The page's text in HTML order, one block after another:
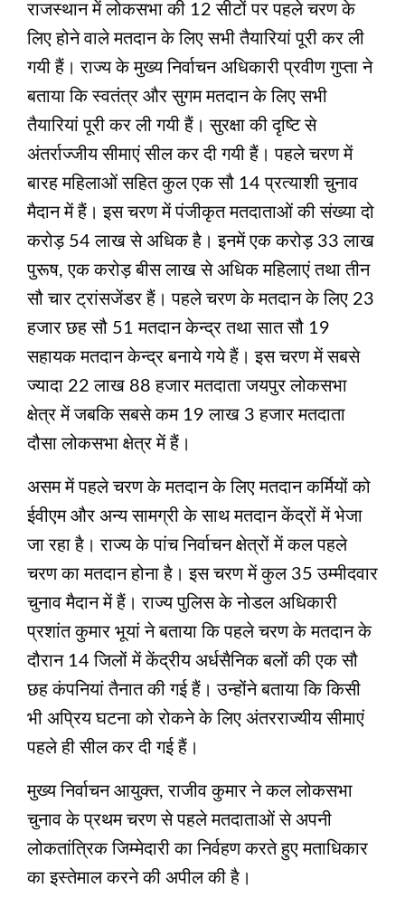
राजस्थान में लोकसभा की 12 सीटों पर पहले चरण के
लिए होने वाले मतदान के लिए सभी तैयारियां पूरी कर ली
गयी हैं। राज्य के मुख्य निर्वाचन अधिकारी प्रवीण गुप्ता ने
बताया कि स्वतंत्र और सुगम मतदान के लिए सभी
तैयारियां पूरी कर ली गयी हैं। सुरक्षा की दृष्टि से
अंतर्राज्जीय सीमाएं सील कर दी गयी हैं। पहले चरण में
बारह महिलाओं सहित कुल एक सौ 14 प्रत्याशी चुनाव
मैदान में हैं। इस चरण में पंजीकृत मतदाताओं की संख्या दो
करोड़ 54 लाख से अधिक है। इनमें एक करोड़ 33 लाख
पुरूष, एक करोड़ बीस लाख से अधिक महिलाएं तथा तीन
सौ चार ट्रांसजेंडर हैं। पहले चरण के मतदान के लिए 23
हजार छह सौ 51 मतदान केन्द्र तथा सात सौ 19
सहायक मतदान केन्द्र बनाये गये हैं। इस चरण में सबसे
ज्यादा 22 लाख 88 हजार मतदाता जयपुर लोकसभा
क्षेत्र में जबकि सबसे कम 19 लाख 3 हजार मतदाता
दौसा लोकसभा क्षेत्र में हैं।
असम में पहले चरण के मतदान के लिए मतदान कर्मियों को
ईवीएम और अन्‍य सामग्री के साथ मतदान केंद्रों में भेजा
जा रहा है। राज्‍य के पांच निर्वाचन क्षेत्रों में कल पहले
चरण का मतदान होना है। इस चरण में कुल 35 उम्‍मीदवार
चुनाव मैदान में हैं। राज्‍य पुलिस के नोडल अधिकारी
प्रशांत कुमार भूयां ने बताया कि पहले चरण के मतदान के
दौरान 14 जिलों में केंद्रीय अर्धसैनिक बलों की एक सौ
छह कंपनियां तैनात की गई हैं। उन्‍होंने बताया कि किसी
भी अप्रिय घटना को रोकने के लिए अंतरराज्‍यीय सीमाएं
पहले ही सील कर दी गई हैं।
मुख्‍य निर्वाचन आयुक्‍त, राजीव कुमार ने कल लोकसभा
चुनाव के प्रथम चरण से पहले मतदाताओं से अपनी
लोकतांत्रिक जिम्‍मेदारी का निर्वहण करते हुए मताधिकार
का इस्‍तेमाल करने की अपील की है।